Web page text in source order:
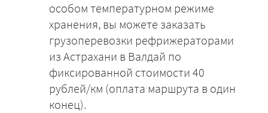
особом температурном режиме
хранения, вы можете заказать
грузоперевозки рефрижераторами
из Астрахани в Валдай по
фиксированной стоимости 40
рублей/км (оплата маршрута в один
конец).